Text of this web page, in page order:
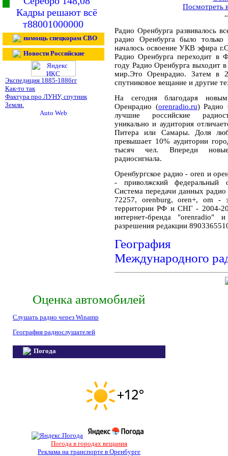
Кадры решают всё
т88001000000
помощь спецкорам СВО
Новости Российские
Экспедиция 1885-1886гг
Как-то так
Фактура про ЛУНУ, спутник
Земли.
Посмотреть
Радио Оренбурга развивалось
радио Оренбурга было
началось освоение УКВ эфира
Радио Оренбурга переходит
году Радио Оренбурга выходит в
мир.Это Оренрадио. Затем в
спутниковое вещание и другие
На сегодня благодаря
Оренрадио (orenradio.ru) Радио
лучшие российские
уникально и аудитория
Питера или Самары. Доля
превышает 10% аудитории
тысяч чел. Впереди новые
радиосигнала.
Оренбургское радио - oren и
- приволжский федеральный
Система передачи данных
72257, orenburg, oren+, om -
территории РФ и СНГ - 2004-
интернет-бренда "orenradio"
разрешения редакции
География
Международного
Оценка автомобилей
Слушать радио через Winamp
География радиослушателей
Погода
Погода в городах вещания
Реклама на транспорте в Оренбурге